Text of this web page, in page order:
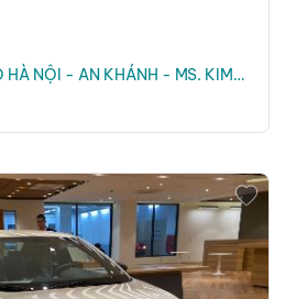
HÀ NỘI - AN KHÁNH - MS. KIM